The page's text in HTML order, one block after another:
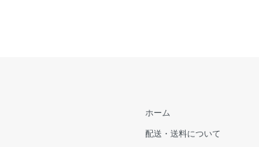
ホーム
配送・送料について